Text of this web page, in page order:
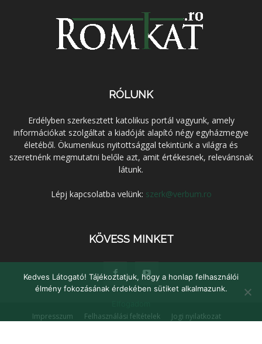
RÓLUNK
Erdélyben szerkesztett katolikus portál vagyunk, amely
információkat szolgáltat a kiadóját alapító négy egyházmegye
életéből. Ökumenikus nyitottsággal tekintünk a világra és
szeretnénk megmutatni belőle azt, amit értékesnek, relevánsnak
látunk.
Lépj kapcsolatba velünk: szerk@verbum.ro
KÖVESS MINKET
Impresszum Felhasználási feltételek
Jogi nyilatkozat
Kedves Látogató! Tájékoztatjuk, hogy a honlap felhasználói
élmény fokozásának érdekében sütiket alkalmazunk.